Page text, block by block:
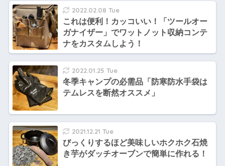
2022.02.08 Tue
これは便利！カッコいい！「ツールオー
ガナイザー」でワットノット収納コンテ
ナをカスタムしよう！
2022.01.25 Tue
冬季キャンプの必需品「防寒防水手袋は
テムレスを断然オススメ」
2021.12.21 Tue
びっくりするほど美味しいホクホク石焼
き芋がダッチオーブンで簡単に作れる！